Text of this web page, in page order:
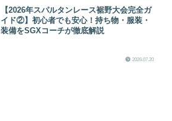
【2026年スパルタンレース裾野大会完全ガ
イド②】初心者でも安心！持ち物・服装・
装備をSGXコーチが徹底解説
2026.07.20